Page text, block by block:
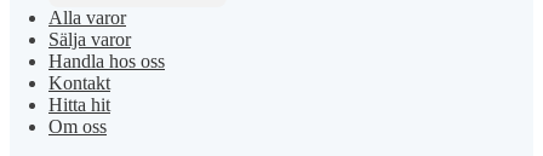
Alla varor
Sälja varor
Handla hos oss
Kontakt
Hitta hit
Om oss